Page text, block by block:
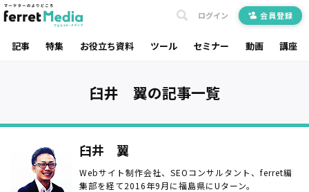
記事 特集 お役立ち資料 ツール セミナー 動画 講座
ログイン 会員登録
臼井 翼の記事一覧
臼井 翼
Webサイト制作会社、SEOコンサルタント、ferret編
集部を経て2016年9月に福島県にUターン。